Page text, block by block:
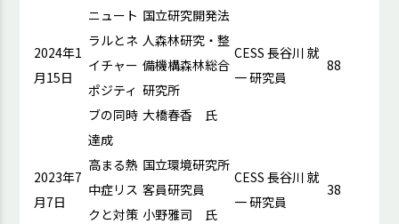
2024年1
月15日
ニュート
ラルとネ
イチャー
ポジティ
ブの同時
達成
国立研究開発法
人森林研究・整
備機構森林総合
研究所
大橋春香 氏
CESS 長谷川 就
一 研究員
88
2023年7
月7日
高まる熱
中症リス
クと対策
国立環境研究所
客員研究員
小野雅司 氏
CESS 長谷川 就
一 研究員
38